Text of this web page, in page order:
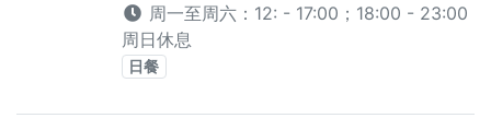
周一至周六：12: - 17:00；18:00 - 23:00
周日休息
日餐